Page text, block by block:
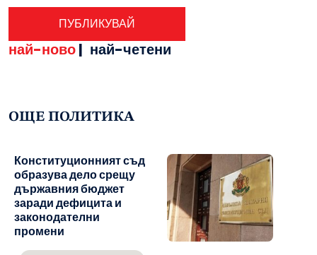
най-ново| най-четени
ОЩЕ ПОЛИТИКА
Конституционният съд
образува дело срещу
държавния бюджет
заради дефицита и
законодателни
промени